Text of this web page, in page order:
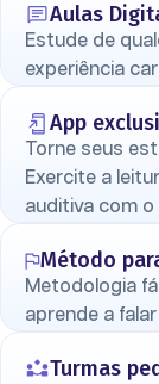
Aulas
Estude de
experiência
App
Torne seus
Exercite a
auditiva com o
Método
Metodologia
aprende a
Turmas